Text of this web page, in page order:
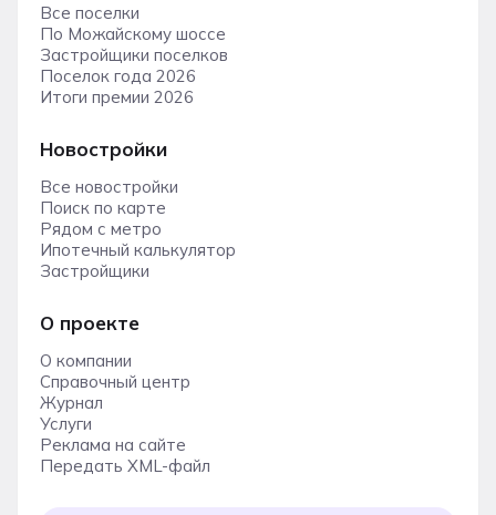
Все поселки
По Можайскому шоссе
Застройщики поселков
Поселок года 2026
Итоги премии 2026
Новостройки
Все новостройки
Поиск по карте
Рядом с метро
Ипотечный калькулятор
Застройщики
О проекте
О компании
Справочный центр
Журнал
Услуги
Реклама на сайте
Передать XML-файл